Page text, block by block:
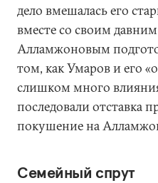
дело вмешалась его
вместе со своим
Алламжоновым
том, как Умаров и его
слишком много
последовали отставка
покушение на
Семейный спрут